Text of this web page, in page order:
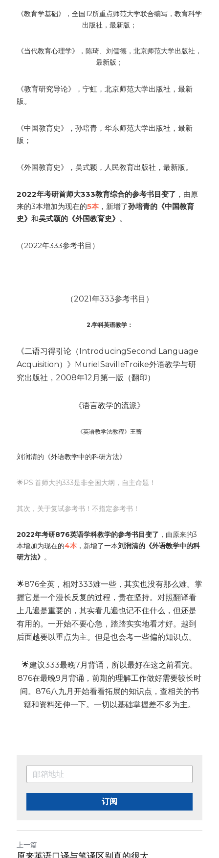
《教育学基础》，全国12所重点师范大学联合编写，教育科学
出版社，最新版；
《当代教育心理学》，陈琦、刘儒德，北京师范大学出版社，
最新版；
《教育研究导论》，宁虹，北京师范大学出版社，最新
版。
《中国教育史》，孙培青，华东师范大学出版社，最新
版；
《外国教育史》，吴式颖，人民教育出版社，最新版。
2022年考研首师大333教育综合的参考书目变了 ，由原
来的3本增加为现在的5本 ，新增了孙培青的《中国教育
史》 和吴式颖的《外国教育史》 。
（2022年333参考书目）
（2021年333参考书目）
2.学科英语教学：
《二语习得引论（IntroducingSecond Language
Acquisition）》MurielSavilleTroike外语教学与研
究出版社，2008年12月第一版（翻印）
《语言教学的流派》
《英语教学法教程》王蔷
刘润清的《外语教学中的科研方法》
🌟PS:首师大的333是非全国大纲，自主命题！
其次，关于复试参考书！不指定参考书！
2022年考研876英语学科教学的参考书目变了 ，由原来的3
本增加为现在的4本 ，新增了一本刘润清的《外语教学中的科
研方法》 。
🌟876全英，相对333难一些，其实也没有那么难。掌
握它是一个漫长反复的过程，贵在坚持。对照翻译看
上几遍是重要的，其实看几遍也记不住什么，但还是
有用的。一开始不要心急，踏踏实实地看才好。越到
后面越要以重点为主。但是也会考一些偏的知识点。
🌟建议333最晚7月背诵，所以最好在这之前看完。
876在最晚9月背诵，前期的理解工作做好需要较长时
间。876八九月开始看看拓展的知识点，查相关的书
籍和资料延伸一下。一切以基础掌握差不多为主。
订阅
上一篇